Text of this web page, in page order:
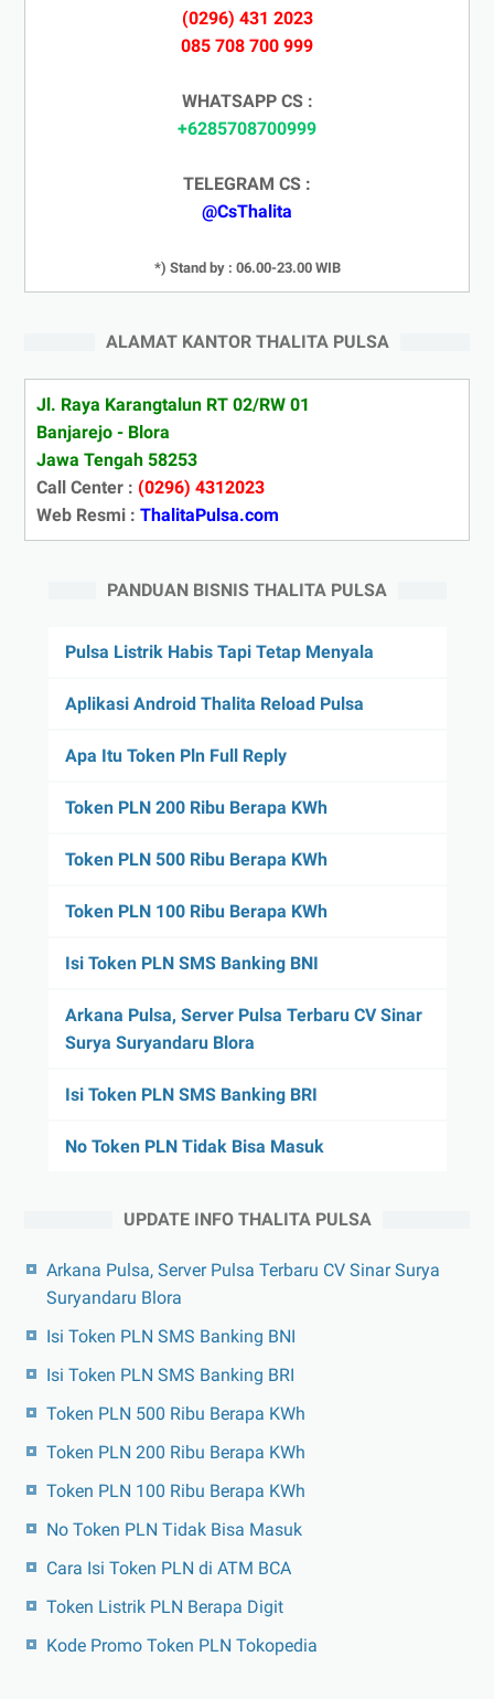
(0296) 431 2023
085 708 700 999
WHATSAPP CS :
+6285708700999
TELEGRAM CS :
@CsThalita
*) Stand by : 06.00-23.00 WIB
ALAMAT KANTOR THALITA PULSA
Jl. Raya Karangtalun RT 02/RW 01
Banjarejo - Blora
Jawa Tengah 58253
Call Center : (0296) 4312023
Web Resmi : ThalitaPulsa.com
PANDUAN BISNIS THALITA PULSA
Pulsa Listrik Habis Tapi Tetap Menyala
Aplikasi Android Thalita Reload Pulsa
Apa Itu Token Pln Full Reply
Token PLN 200 Ribu Berapa KWh
Token PLN 500 Ribu Berapa KWh
Token PLN 100 Ribu Berapa KWh
Isi Token PLN SMS Banking BNI
Arkana Pulsa, Server Pulsa Terbaru CV Sinar
Surya Suryandaru Blora
Isi Token PLN SMS Banking BRI
No Token PLN Tidak Bisa Masuk
UPDATE INFO THALITA PULSA
Arkana Pulsa, Server Pulsa Terbaru CV Sinar Surya
Suryandaru Blora
Isi Token PLN SMS Banking BNI
Isi Token PLN SMS Banking BRI
Token PLN 500 Ribu Berapa KWh
Token PLN 200 Ribu Berapa KWh
Token PLN 100 Ribu Berapa KWh
No Token PLN Tidak Bisa Masuk
Cara Isi Token PLN di ATM BCA
Token Listrik PLN Berapa Digit
Kode Promo Token PLN Tokopedia